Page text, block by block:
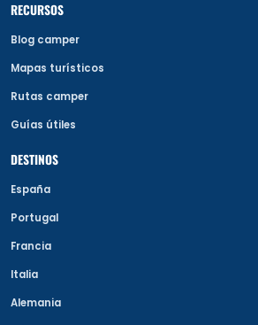
RECURSOS
Blog camper
Mapas turísticos
Rutas camper
Guías útiles
DESTINOS
España
Portugal
Francia
Italia
Alemania